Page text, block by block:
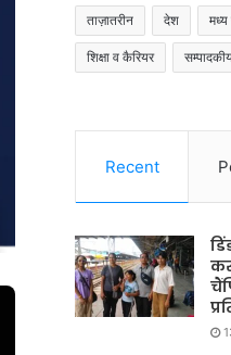
ताज़ातरीन देश
शिक्षा व कैरियर
Recent